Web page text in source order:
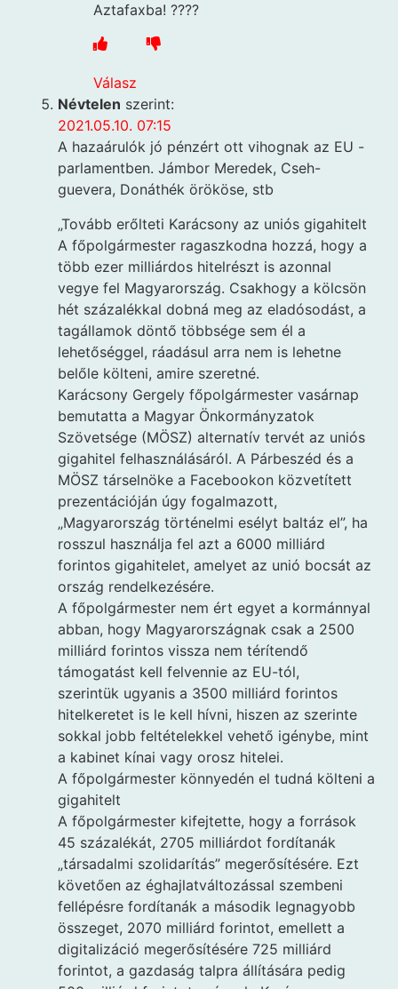
Aztafaxba! ????
Válasz
Névtelen szerint:
2021.05.10. 07:15
A hazaárulók jó pénzért ott vihognak az EU -
parlamentben. Jámbor Meredek, Cseh-
guevera, Donáthék örököse, stb
„Tovább erőlteti Karácsony az uniós gigahitelt
A főpolgármester ragaszkodna hozzá, hogy a
több ezer milliárdos hitelrészt is azonnal
vegye fel Magyarország. Csakhogy a kölcsön
hét százalékkal dobná meg az eladósodást, a
tagállamok döntő többsége sem él a
lehetőséggel, ráadásul arra nem is lehetne
belőle költeni, amire szeretné.
Karácsony Gergely főpolgármester vasárnap
bemutatta a Magyar Önkormányzatok
Szövetsége (MÖSZ) alternatív tervét az uniós
gigahitel felhasználásáról. A Párbeszéd és a
MÖSZ társelnöke a Facebookon közvetített
prezentációján úgy fogalmazott,
„Magyarország történelmi esélyt baltáz el”, ha
rosszul használja fel azt a 6000 milliárd
forintos gigahitelet, amelyet az unió bocsát az
ország rendelkezésére.
A főpolgármester nem ért egyet a kormánnyal
abban, hogy Magyarországnak csak a 2500
milliárd forintos vissza nem térítendő
támogatást kell felvennie az EU-tól,
szerintük ugyanis a 3500 milliárd forintos
hitelkeretet is le kell hívni, hiszen az szerinte
sokkal jobb feltételekkel vehető igénybe, mint
a kabinet kínai vagy orosz hitelei.
A főpolgármester könnyedén el tudná költeni a
gigahitelt
A főpolgármester kifejtette, hogy a források
45 százalékát, 2705 milliárdot fordítanák
„társadalmi szolidarítás” megerősítésére. Ezt
követően az éghajlatváltozással szembeni
fellépésre fordítanák a második legnagyobb
összeget, 2070 milliárd forintot, emellett a
digitalizáció megerősítésére 725 milliárd
forintot, a gazdaság talpra állítására pedig